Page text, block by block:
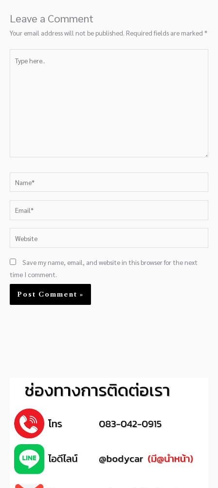
Leave a Comment
Your email address will not be published. Required fields are marked *
here..
Save my name, email, and website in this browser for the next
time I comment.